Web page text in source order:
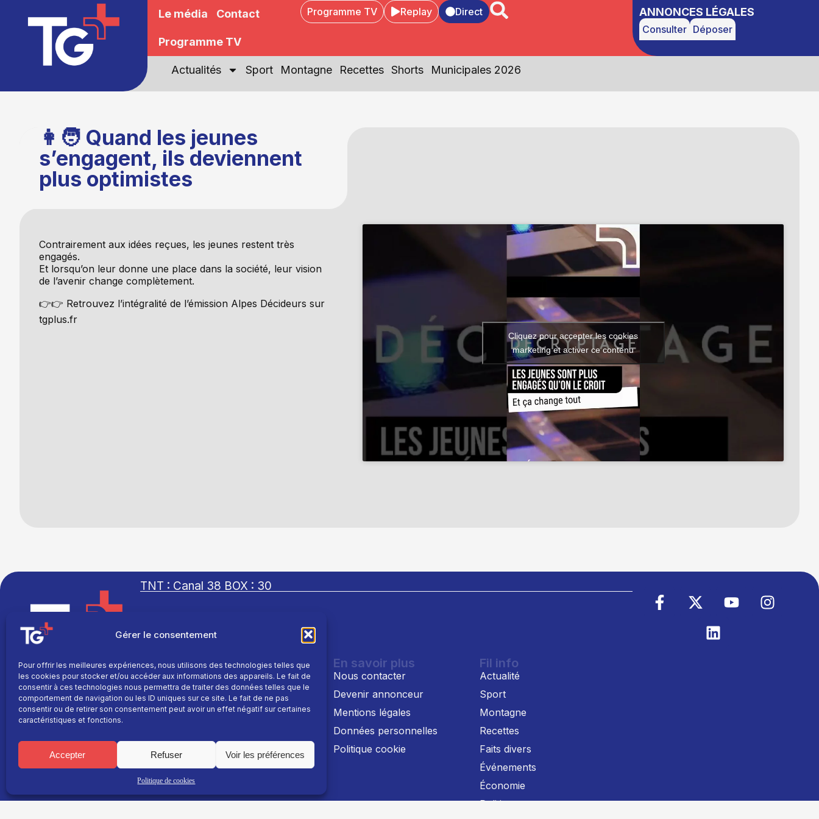
Gérer le consentement
Pour offrir les meilleures expériences, nous utilisons des technologies telles que
les cookies pour stocker et/ou accéder aux informations des appareils. Le fait de
consentir à ces technologies nous permettra de traiter des données telles que le
comportement de navigation ou les ID uniques sur ce site. Le fait de ne pas
consentir ou de retirer son consentement peut avoir un effet négatif sur certaines
caractéristiques et fonctions.
Accepter Refuser Voir les préférences
Politique de cookies
Le média Contact
Programme TV
Programme TV Replay Direct ANNONCES LÉGALES
Consulter Déposer
Actualités Sport Montagne Recettes Shorts Municipales 2026
👩🧑 Quand les jeunes
s’engagent, ils deviennent
plus optimistes
Contrairement aux idées reçues, les jeunes restent très
engagés.
Et lorsqu’on leur donne une place dans la société, leur vision
de l’avenir change complètement.
👉👉 Retrouvez l’intégralité de l’émission Alpes Décideurs sur
tgplus.fr
Cliquez pour accepter les cookies
marketing et activer ce contenu
TNT : Canal 38 BOX : 30
Site réalisé par
L’agence Ailleurs
TG+
Fil info
Replay
Direct
La chaine
Le média
En savoir plus
Nous contacter
Devenir annonceur
Mentions légales
Données personnelles
Politique cookie
Fil info
Actualité
Sport
Montagne
Recettes
Faits divers
Événements
Économie
Politique